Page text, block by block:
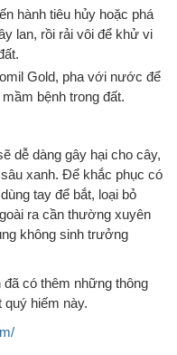
hành tiêu hủy hoặc phá
lan, rồi rải vôi để khử vi
Gold, pha với nước để
bệnh trong đất.
dễ dàng gây hại cho cây,
xanh. Để khắc phục có
tay để bắt, loại bỏ
ra cần thường xuyên
không sinh trưởng
có thêm những thông
hiếm này.